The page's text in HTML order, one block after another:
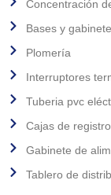
Concentración
Bases y
Plomería
Interruptores
Tuberia pvc
Cajas de
Gabinete de
Tablero de